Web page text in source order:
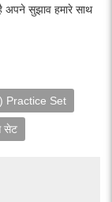
अपने सुझाव हमारे साथ
Practice Set
सेट